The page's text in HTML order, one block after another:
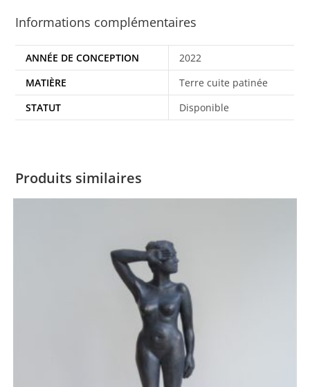
Informations complémentaires
ANNÉE DE CONCEPTION
2022
MATIÈRE
Terre cuite patinée
STATUT
Disponible
Produits similaires